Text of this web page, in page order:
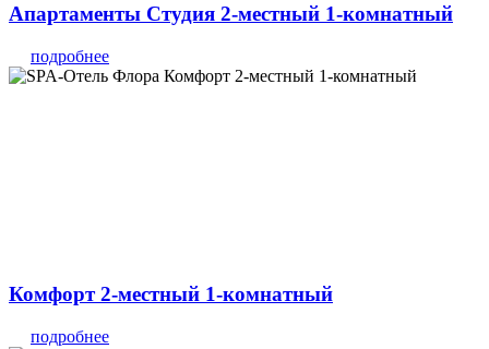
Апартаменты Студия 2-местный 1-комнатный
подробнее
Комфорт 2-местный 1-комнатный
подробнее